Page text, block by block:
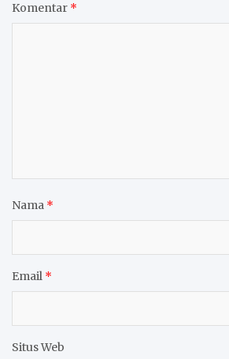
Komentar *
Nama *
Email *
Situs Web